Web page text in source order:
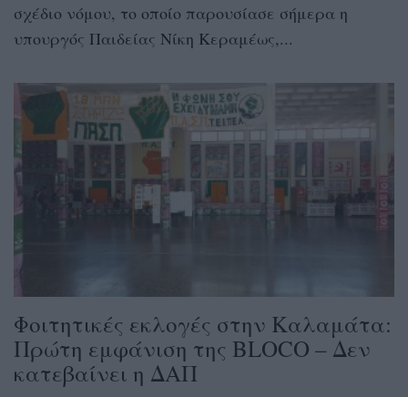
σχέδιο νόμου, το οποίο παρουσίασε σήμερα η
υπουργός Παιδείας Νίκη Κεραμέως,...
Φοιτητικές εκλογές στην Καλαμάτα:
Πρώτη εμφάνιση της BLOCO – Δεν
κατεβαίνει η ΔΑΠ